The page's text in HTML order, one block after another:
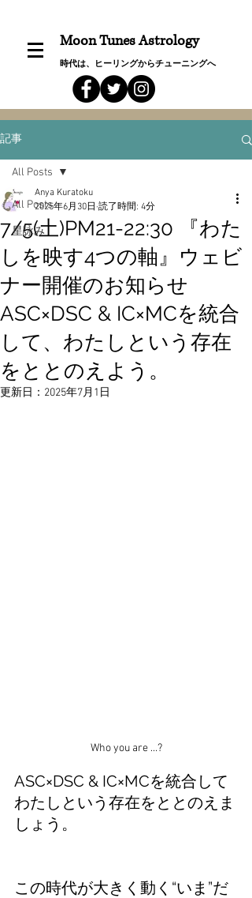
Moon Tunes Astrology
時代は、ヒーリングからチューニングへ
記事
All Posts
星詠み
All Posts
7/5(土)PM21-22:30 『わた
しを映す4つの軸』ウェビ
ナー開催のお知らせ
ASC×DSC & IC×MCを統合
して、わたしという存在
をととのえよう。
Anya Kuratoku
2025年6月30日 読了時間: 4分
更新日： 2025年7月1日
Who you are ...?
ASC×DSC & IC×MCを統合して
わたしという存在をととのえま
しょう。
この時代が大きく動く“いま”だ